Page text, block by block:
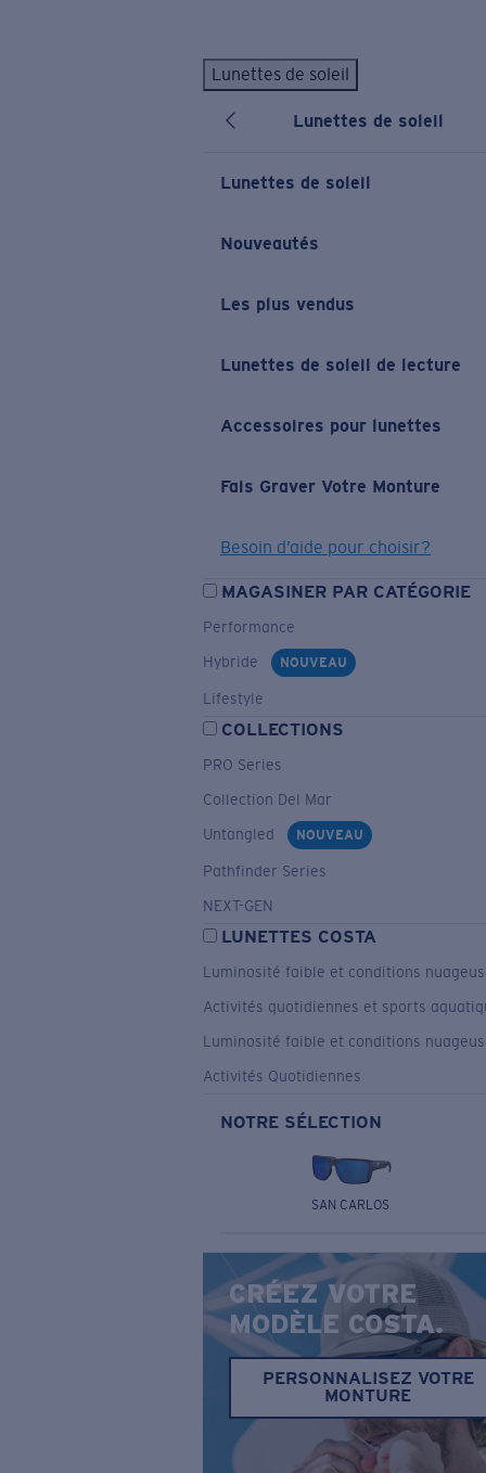
Lunettes de soleil
Lunettes de soleil
Lunettes de soleil
Nouveautés
Les plus vendus
Lunettes de soleil de lecture
Accessoires pour lunettes
Fais Graver Votre Monture
Besoin d’aide pour choisir?
MAGASINER PAR CATÉGORIE
Performance
Hybride
NOUVEAU
Lifestyle
COLLECTIONS
PRO Series
Collection Del Mar
Untangled
NOUVEAU
Pathfinder Series
NEXT-GEN
LUNETTES COSTA
Luminosité faible et conditions
Activités quotidiennes et sports
Luminosité faible et conditions
Activités Quotidiennes
NOTRE SÉLECTION
SAN CARLOS
CRÉEZ VOTRE
MODÈLE COSTA.
PERSONNALISEZ VOTRE
MONTURE
LES PLUS RECHERCHÉS
Lunettes de soleil personnalisées Nouveau